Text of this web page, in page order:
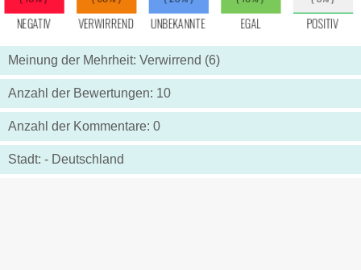
Meinung der Mehrheit: Verwirrend (6)
Anzahl der Bewertungen: 10
Anzahl der Kommentare: 0
Stadt: - Deutschland